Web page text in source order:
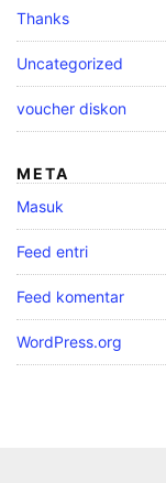
Thanks
Uncategorized
voucher diskon
META
Masuk
Feed entri
Feed komentar
WordPress.org